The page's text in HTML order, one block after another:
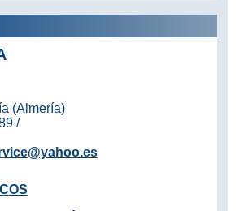
(Almería)
/